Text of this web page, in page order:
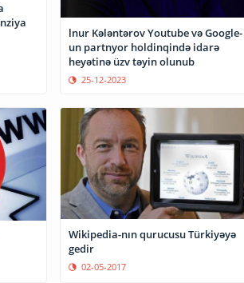
lnur Kələntərov Youtube və Google-
un partnyor holdinqində idarə
heyətinə üzv təyin olunub
25-12-2023
Wikipedia-nın qurucusu Türkiyəyə
gedir
02-05-2017